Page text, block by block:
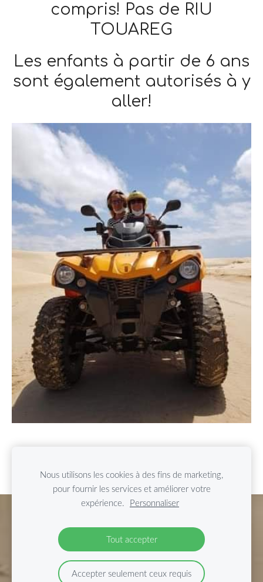
compris! Pas de RIU
TOUAREG
Les enfants à partir de 6 ans
sont également autorisés à y
aller!
Nous utilisons les cookies à des fins de marketing,
pour fournir les services et améliorer votre
expérience. Personnaliser
Tout accepter
Accepter seulement ceux requis